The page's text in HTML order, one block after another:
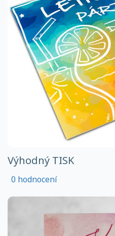
Výhodný TISK
0 hodnocení